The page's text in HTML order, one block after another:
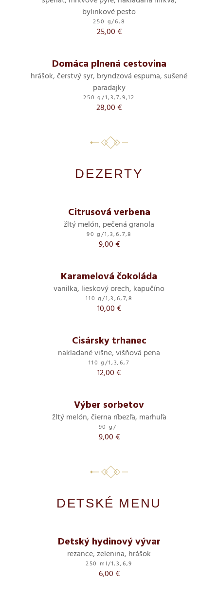
25,00 €
bylinkové pesto
250 g/6,8
Domáca plnená cestovina
28,00 €
hrášok, čerstvý syr, bryndzová espuma, sušené
paradajky
250 g/1,3,7,9,12
DEZERTY
Citrusová verbena
9,00 €
žltý melón, pečená granola
90 g/1,3,6,7,8
Karamelová čokoláda
10,00 €
vanilka, lieskový orech, kapučíno
110 g/1,3,6,7,8
Cisársky trhanec
12,00 €
nakladané višne, višňová pena
110 g/1,3,6,7
Výber sorbetov
9,00 €
žltý melón, čierna ríbezľa, marhuľa
90 g/-
DETSKÉ MENU
Detský hydinový vývar
6,00 €
rezance, zelenina, hrášok
250 ml/1,3,6,9